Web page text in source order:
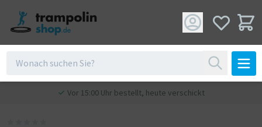
Vor 15:00 Uhr bestellt, heute verschickt